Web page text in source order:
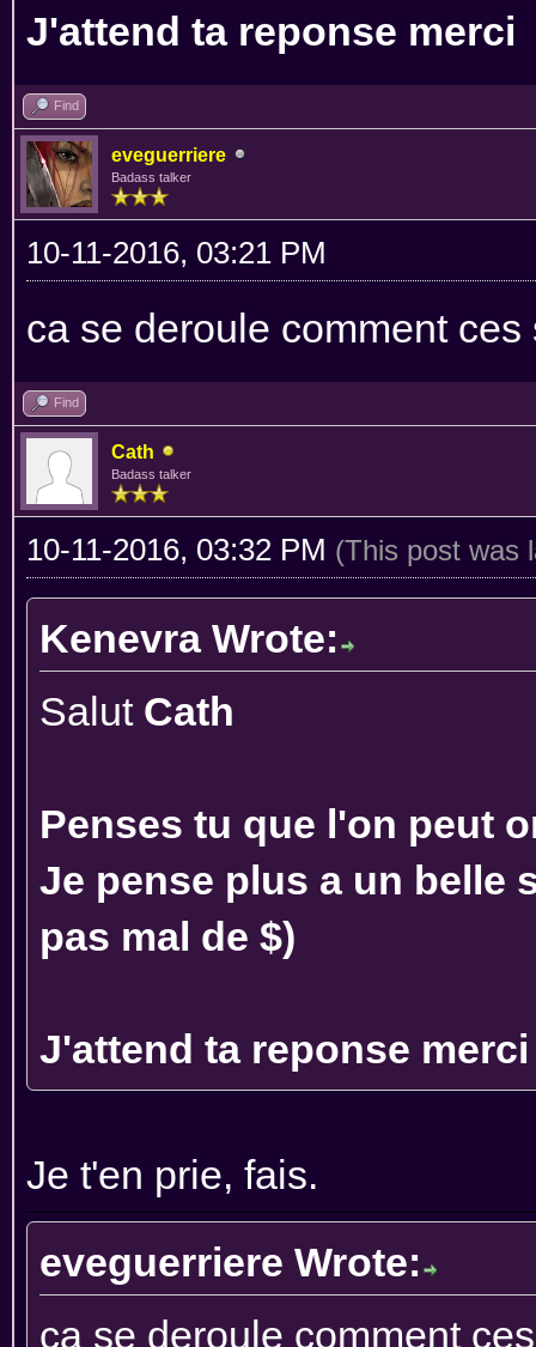
J'attend ta reponse merci
Find
eveguerriere
Badass talker
10-11-2016, 03:21 PM
ca se deroule comment ces
Find
Cath
Badass talker
10-11-2016, 03:32 PM (This post was
Kenevra Wrote:
Salut Cath
Penses tu que l'on peut
Je pense plus a un belle
pas mal de $)
J'attend ta reponse merci
Je t'en prie, fais.
eveguerriere Wrote:
ca se deroule comment